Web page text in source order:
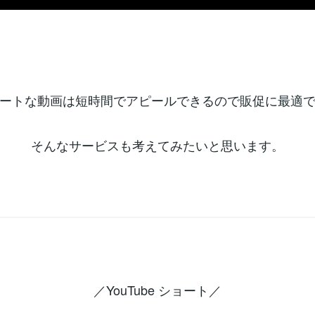
トな動画は短時間でアピールできるので販促に最適
そんなサービスも考えてみたいと思います。
／YouTube ショート／